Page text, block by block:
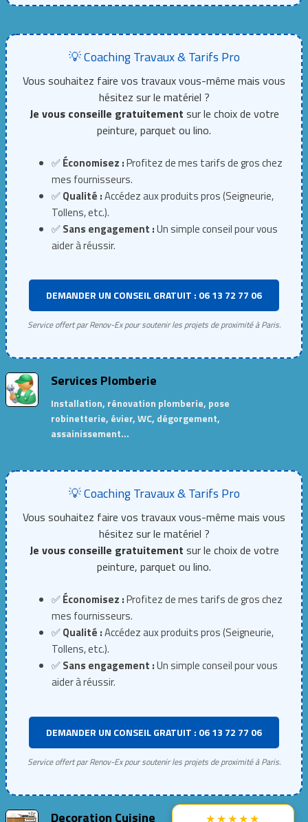
★★★★★
💡 Coaching Travaux & Tarifs Pro
Vous souhaitez faire vos travaux vous-même mais vous
hésitez sur le matériel ?
Je vous conseille gratuitement sur le choix de votre
peinture, parquet ou lino.
✅Économisez :Profitez de mes tarifs de gros chez
mes fournisseurs.
✅Qualité :Accédez aux produits pros (Seigneurie,
Tollens, etc.).
✅Sans engagement :Un simple conseil pour vous
aider à réussir.
DEMANDER UN CONSEIL GRATUIT : 06 13 72 77 06
Service offert par Renov-Ex pour soutenir les projets de proximité à Paris.
Services Plomberie
Installation, rénovation plomberie, pose
robinetterie, évier, WC, dégorgement,
assainissement…
💡 Coaching Travaux & Tarifs Pro
Vous souhaitez faire vos travaux vous-même mais vous
hésitez sur le matériel ?
Je vous conseille gratuitement sur le choix de votre
peinture, parquet ou lino.
✅Économisez :Profitez de mes tarifs de gros chez
mes fournisseurs.
✅Qualité :Accédez aux produits pros (Seigneurie,
Tollens, etc.).
✅Sans engagement :Un simple conseil pour vous
aider à réussir.
DEMANDER UN CONSEIL GRATUIT : 06 13 72 77 06
Service offert par Renov-Ex pour soutenir les projets de proximité à Paris.
Decoration Cuisine